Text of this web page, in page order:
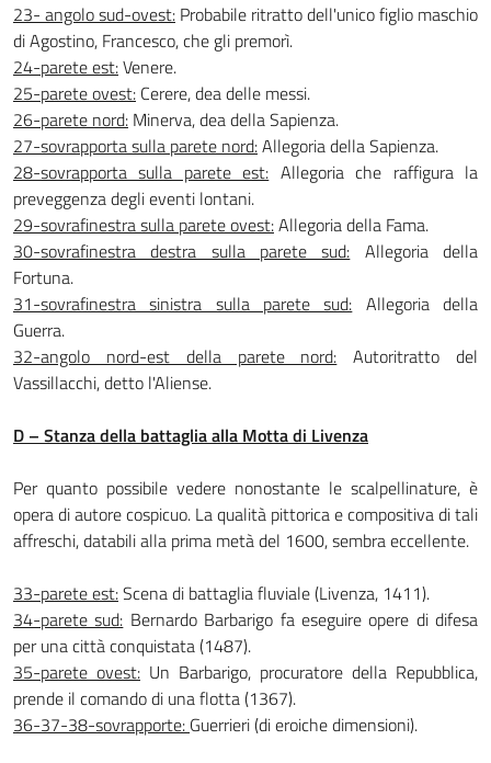
23- angolo sud-ovest: Probabile ritratto dell'unico figlio ma­schio
di Agostino, Francesco, che gli premorì.
24-parete est:Venere.
25-parete ovest: Cerere, dea delle messi.
26-parete nord: Minerva, dea della Sapienza.
27-sovrapporta sulla parete nord:Allegoria della Sapienza.
28-sovrapporta sulla parete est: Allegoria che raffigura la
preveggenza degli eventi lontani.
29-sovrafinestra sulla parete ovest:Allegoria della Fama.
30-sovrafinestra destra sulla parete sud: Allegoria della
Fortuna.
31-sovrafinestra sinistra sulla parete sud: Allegoria della
Guerra.
32-angolo nord-est della parete nord: Autoritratto del
Vassillacchi, detto l'A­liense.
D – Stanza della battaglia alla Motta di Livenza
Per quanto possibile vedere nonostante le scalpellina­ture, è
opera di autore cospicuo. La qualità pittorica e compositiva di tali
affreschi, databili alla prima metà del 1600, sembra eccellente.
33-parete est:Scena di battaglia fluviale (Livenza, 1411).
34-parete sud: Bernardo Barbarigo fa eseguire opere di difesa
per una città conquistata (1487).
35-parete ovest: Un Barbarigo, procuratore della Repub­blica,
prende il comando di una flotta (1367).
36-37-38-sovrapporte: Guerrieri (di eroiche dimensioni).